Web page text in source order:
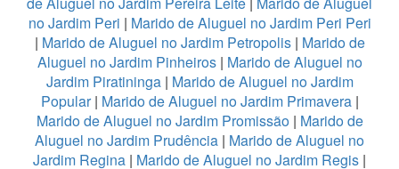
no Jardim Peri | Marido de Aluguel no Jardim Peri Peri
| Marido de Aluguel no Jardim Petropolis| Marido de
Aluguel no Jardim Pinheiros| Marido de Aluguel no
Jardim Piratininga| Marido de Aluguel no Jardim
Popular| Marido de Aluguel no Jardim Primavera|
Marido de Aluguel no Jardim Promissão| Marido de
Aluguel no Jardim Prudência | Marido de Aluguel no
Jardim Regina | Marido de Aluguel no Jardim Regis |